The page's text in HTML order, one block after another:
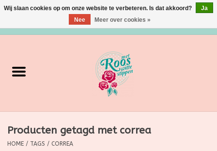
Verzorging
Grimeermateriaal
Producten getagd met correa
HOME / TAGS / CORREA
Wij slaan cookies op om onze website te verbeteren. Is dat akkoord?
Ja
Nee
Meer over cookies »